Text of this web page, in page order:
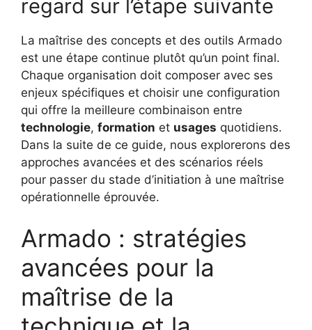
regard sur l’étape suivante
La maîtrise des concepts et des outils Armado
est une étape continue plutôt qu’un point final.
Chaque organisation doit composer avec ses
enjeux spécifiques et choisir une configuration
qui offre la meilleure combinaison entre
technologie, formation et usages quotidiens.
Dans la suite de ce guide, nous explorerons des
approches avancées et des scénarios réels
pour passer du stade d’initiation à une maîtrise
opérationnelle éprouvée.
Armado : stratégies
avancées pour la
maîtrise de la